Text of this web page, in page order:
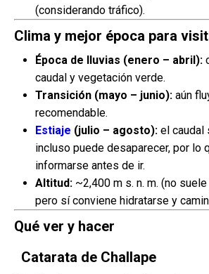
(considerando tráfico).
Clima y mejor época para
Época de lluvias (enero – abril):
caudal y vegetación verde.
Transición (mayo – junio): aún
recomendable.
Estiaje (julio – agosto): el caudal
incluso puede desaparecer, por lo
informarse antes de ir.
Altitud: ~2,400 m s. n. m. (no
pero sí conviene hidratarse y
Qué ver y hacer
Catarata de Challape